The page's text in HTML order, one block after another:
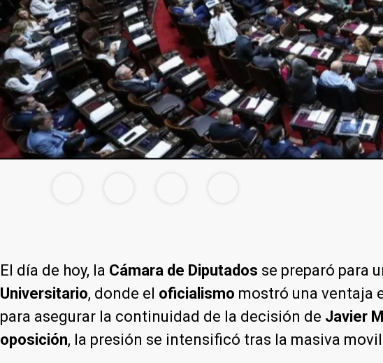
El día de hoy, la Cámara de Diputados se preparó para
Universitario, donde el oficialismo mostró una ventaja
para asegurar la continuidad de la decisión de Javier
oposición, la presión se intensificó tras la masiva